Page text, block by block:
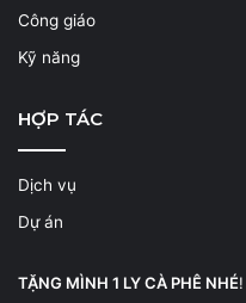
Công giáo
Kỹ năng
HỢP TÁC
Dịch vụ
Dự án
TẶNG MÌNH 1 LY CÀ PHÊ NHÉ!